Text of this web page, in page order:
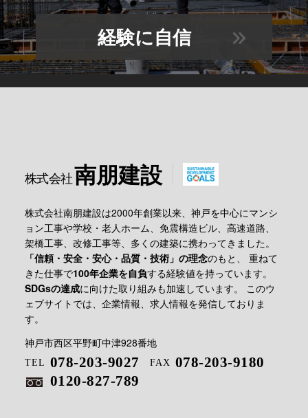
経験に自信
株式会社南朋建設
株式会社南朋建設は2000年創業以来、神戸を中心にマンシ
ョン工事や学校・老人ホーム、免震構造ビル、高速道路、
架橋工事、改修工事等、多くの建築に携わってきました。
「信頼・安全・安心・品質・技術」の理念のもと、
重ねて
きた仕事で100年企業を自負する経験値を持っています。
SDGsの達成に向けた取り組みも加速しています。
このウ
ェブサイトでは、企業情報、求人情報を発信しておりま
す。
神戸市西区平野町中津928番地
TEL 078-203-9027 FAX 078-203-9180
0120-827-789